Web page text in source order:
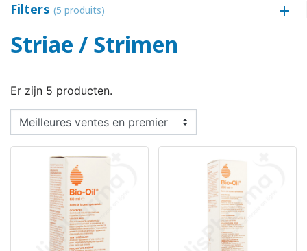
Filters (5 produits)
Striae / Strimen
Er zijn 5 producten.